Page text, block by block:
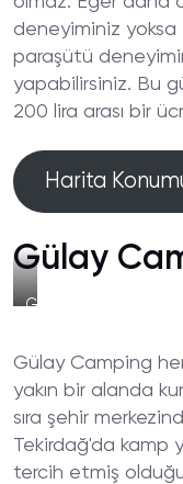
deneyiminiz
paraşütü
yapabilirsiniz. Bu
200 lira arası bir
Harita
Gülay
Gülay
Görünüm
Gülay Camping
yakın bir alanda
sıra şehir
Tekirdağ'da kamp
tercih etmiş